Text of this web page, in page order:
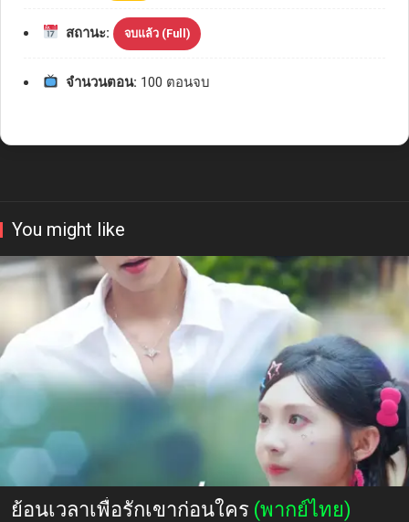
สถานะ: จบแล้ว (Full)
จำนวนตอน: 100 ตอนจบ
You might like
ย้อนเวลาเพื่อรักเขาก่อนใคร (พากย์ไทย)